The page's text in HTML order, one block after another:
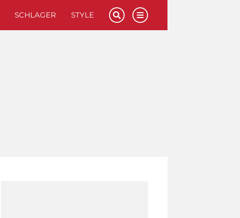
SCHLAGER STYLE